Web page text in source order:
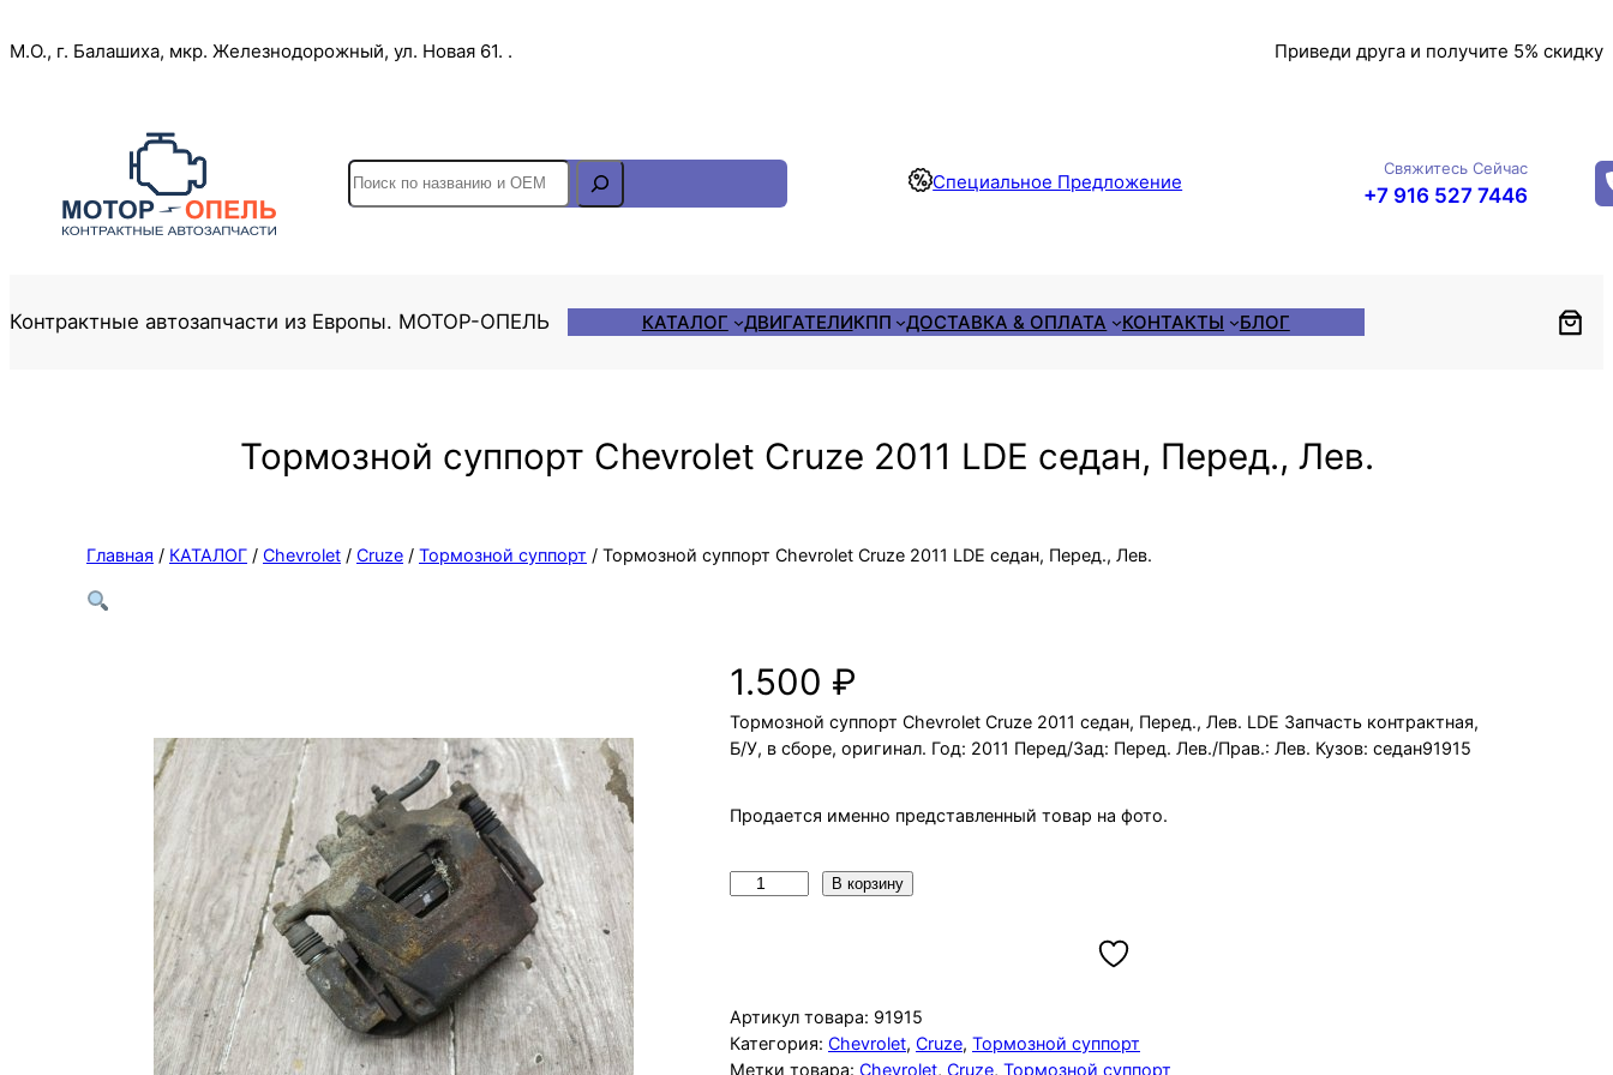
к
М.О., г. Балашиха, мкр. Железнодорожный, ул. Новая 61. . Приведи друга и получите 5% скидку
S
e
h
Специальное Предложение
Свяжитесь Сейчас
+7 916 527 7446
Контрактные автозапчасти из Европы. МОТОР-ОПЕЛЬ КАТАЛОГ ДВИГАТЕЛИКПП ДОСТАВКА & ОПЛАТА КОНТАКТЫ БЛОГ
Тормозной суппорт Chevrolet Cruze 2011 LDE седан, Перед., Лев.
Главная / КАТАЛОГ / Chevrolet / Cruze / Тормозной суппорт / Тормозной суппорт Chevrolet Cruze 2011 LDE седан, Перед., Лев.
1.500 ₽
Тормозной суппорт Chevrolet Cruze 2011 седан, Перед., Лев. LDE Запчасть контрактная,
Б/У, в сборе, оригинал. Год: 2011 Перед/Зад: Перед. Лев./Прав.: Лев. Кузов: седан91915
Продается именно представленный товар на фото.
ч
е
В корзину
Артикул товара: 91915
Категория: Chevrolet, Cruze, Тормозной суппорт
Метки товара: Chevrolet, Cruze, Тормозной суппорт